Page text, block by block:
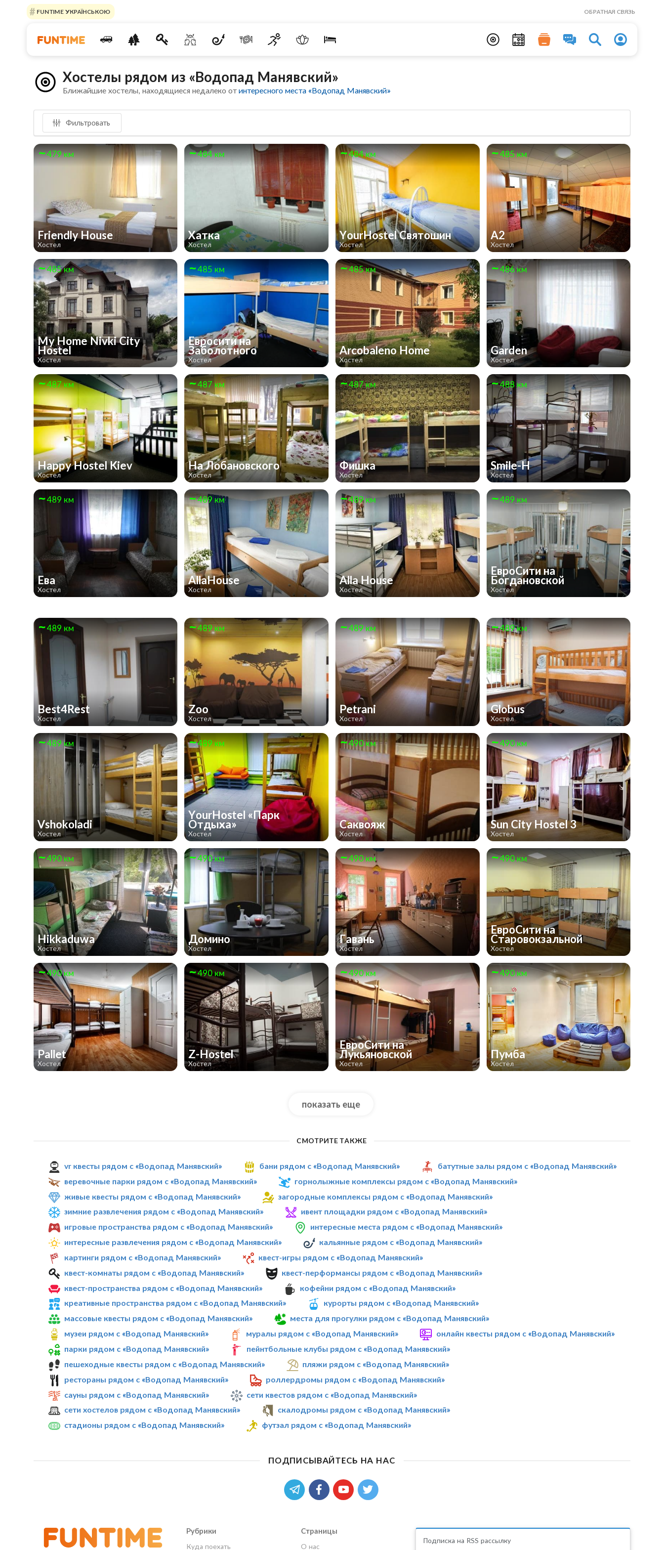
FUNTIME УКРАЇНСЬКОЮ ОБРАТНАЯ СВЯЗЬ
Хостелы рядом из «Водопад Манявский»
Ближайшие хостелы, находящиеся недалеко отинтересного места «Водопад Манявский»
Фильтровать
479 км
Friendly House
Хостел
484 км
Хатка
Хостел
484 км
YourHostel Святошин
Хостел
485 км
А2
Хостел
485 км
My Home Nivki City
Hostel
Хостел
485 км
Евросити на
Заболотного
Хостел
485 км
Arcobaleno Home
Хостел
486 км
Garden
Хостел
487 км
Happy Hostel Kiev
Хостел
487 км
На Лобановского
Хостел
487 км
Фишка
Хостел
488 км
Smile-H
Хостел
489 км
Ева
Хостел
489 км
AllaHouse
Хостел
489 км
Alla House
Хостел
489 км
ЕвроСити на
Богдановской
Хостел
489 км
Best4Rest
Хостел
489 км
Zoo
Хостел
489 км
Petrani
Хостел
489 км
Globus
Хостел
489 км
Vshokoladi
Хостел
489 км
YourHostel «Парк
Отдыха»
Хостел
490 км
Саквояж
Хостел
490 км
Sun City Hostel 3
Хостел
490 км
Hikkaduwa
Хостел
490 км
Домино
Хостел
490 км
Гавань
Хостел
490 км
ЕвроСити на
Старовокзальной
Хостел
490 км
Pallet
Хостел
490 км
Z-Hostel
Хостел
490 км
ЕвроСити на
Лукьяновской
Хостел
490 км
Пумба
Хостел
показать еще
СМОТРИТЕ ТАКЖЕ
vr квесты рядом с «Водопад Манявский» бани рядом с «Водопад Манявский»
батутные залы рядом с «Водопад Манявский»
веревочные парки рядом с «Водопад Манявский»
горнолыжные комплексы рядом с «Водопад Манявский»
живые квесты рядом с «Водопад Манявский»
загородные комплексы рядом с «Водопад Манявский»
зимние развлечения рядом с «Водопад Манявский»
ивент площадки рядом с «Водопад Манявский»
игровые пространства рядом с «Водопад Манявский»
интересные места рядом с «Водопад Манявский»
интересные развлечения рядом с «Водопад Манявский»
кальянные рядом с «Водопад Манявский»
картинги рядом с «Водопад Манявский»
квест-игры рядом с «Водопад Манявский»
квест-комнаты рядом с «Водопад Манявский»
квест-перформансы рядом с «Водопад Манявский»
квест-пространства рядом с «Водопад Манявский»
кофейни рядом с «Водопад Манявский»
креативные пространства рядом с «Водопад Манявский»
курорты рядом с «Водопад Манявский»
массовые квесты рядом с «Водопад Манявский»
места для прогулки рядом с «Водопад Манявский»
музеи рядом с «Водопад Манявский»
муралы рядом с «Водопад Манявский»
онлайн квесты рядом с «Водопад Манявский»
парки рядом с «Водопад Манявский»
пейнтбольные клубы рядом с «Водопад Манявский»
пешеходные квесты рядом с «Водопад Манявский»
пляжи рядом с «Водопад Манявский»
рестораны рядом с «Водопад Манявский»
роллердромы рядом с «Водопад Манявский»
сауны рядом с «Водопад Манявский»
сети квестов рядом с «Водопад Манявский»
сети хостелов рядом с «Водопад Манявский»
скалодромы рядом с «Водопад Манявский»
стадионы рядом с «Водопад Манявский»
футзал рядом с «Водопад Манявский»
ПОДПИСЫВАЙТЕСЬ НА НАС
Рубрики
Куда поехать
Страницы
О нас
Подписка на RSS рассылку